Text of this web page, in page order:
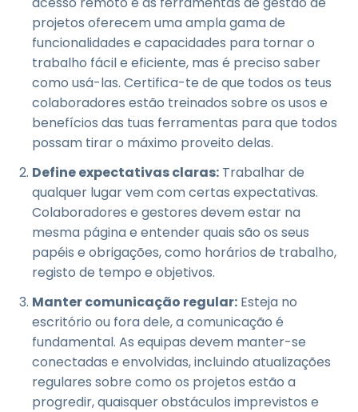
projetos oferecem uma ampla gama de
funcionalidades e capacidades para tornar o
trabalho fácil e eficiente, mas é preciso saber
como usá-las. Certifica-te de que todos os teus
colaboradores estão treinados sobre os usos e
benefícios das tuas ferramentas para que todos
possam tirar o máximo proveito delas.
Define expectativas claras: Trabalhar de
qualquer lugar vem com certas expectativas.
Colaboradores e gestores devem estar na
mesma página e entender quais são os seus
papéis e obrigações, como horários de trabalho,
registo de tempo e objetivos.
Manter comunicação regular: Esteja no
escritório ou fora dele, a comunicação é
fundamental. As equipas devem manter-se
conectadas e envolvidas, incluindo atualizações
regulares sobre como os projetos estão a
progredir, quaisquer obstáculos imprevistos e